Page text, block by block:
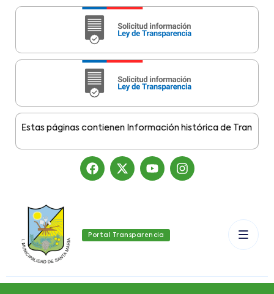
Estas páginas contienen Información histórica de
Portal Transparencia